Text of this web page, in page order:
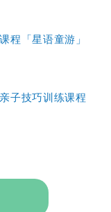
程「星语童游」
子技巧训练课程